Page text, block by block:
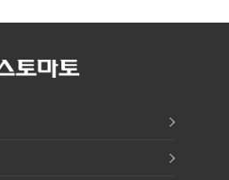
표 때리기
여 내부선